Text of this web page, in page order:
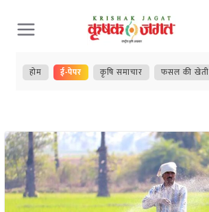
Skip
to
content
होम ई-पेपर कृषि समाचार फसल की खेती